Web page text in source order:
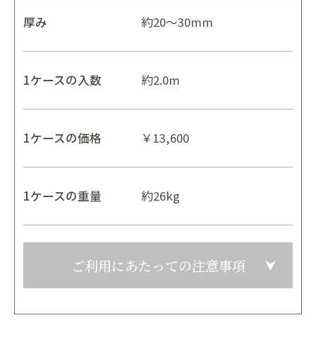
厚み 約20～30mm
1ケースの入数 約2.0m
1ケースの価格 ￥13,600
1ケースの重量 約26kg
ご利用にあたっての注意事項